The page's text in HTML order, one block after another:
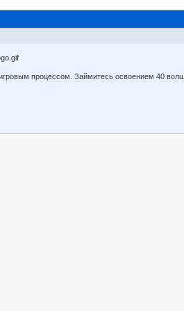
процессом. Займитесь освоением 40